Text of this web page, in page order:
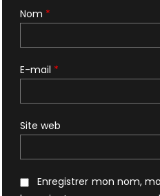
Nom *
E-mail *
Site web
Enregistrer mon nom,